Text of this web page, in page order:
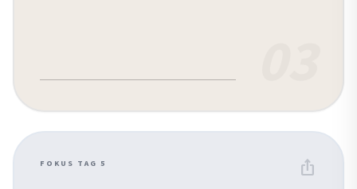
FOKUS TAG 5 ios_share